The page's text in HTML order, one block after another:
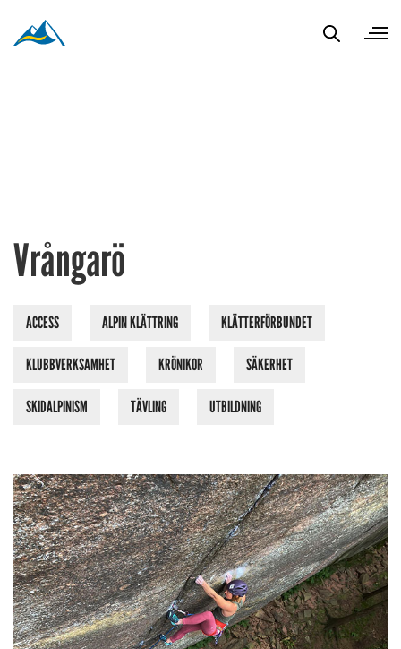
Vrångarö
ACCESS ALPIN KLÄTTRING KLÄTTERFÖRBUNDET
KLUBBVERKSAMHET KRÖNIKOR SÄKERHET
SKIDALPINISM TÄVLING UTBILDNING